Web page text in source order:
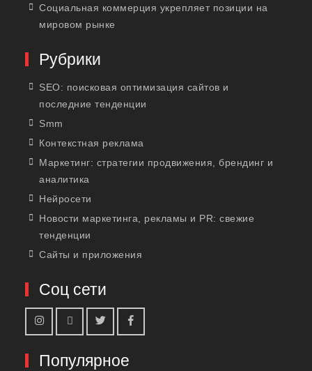
Социальная коммерция укрепляет позиции на
мировом рынке
Рубрики
SEO: поисковая оптимизация сайтов и
последние тенденции
Smm
Контекстная реклама
Маркетинг: стратегии продвижения, брендинг и
аналитика
Нейросети
Новости маркетинга, рекламы и PR: свежие
тенденции
Сайты и приложения
Соц сети
Популярное